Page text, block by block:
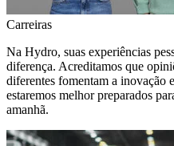
Carreiras
Na Hydro, suas experiências
diferença. Acreditamos que
diferentes fomentam a inovação
estaremos melhor preparados
amanhã.